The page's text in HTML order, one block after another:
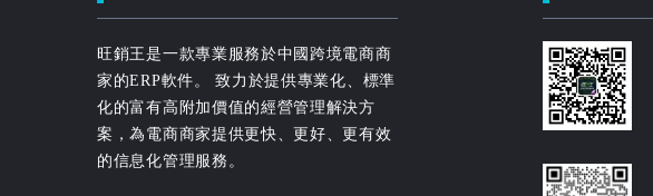
旺銷王是一款專業服務於中國跨境電商商
家的ERP軟件。 致力於提供專業化、標準
化的富有高附加價值的經營管理解決方
案，為電商商家提供更快、更好、更有效
的信息化管理服務。